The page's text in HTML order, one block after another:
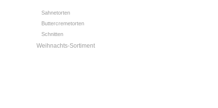
Sahnetorten
Buttercremetorten
Schnitten
Weihnachts-Sortiment